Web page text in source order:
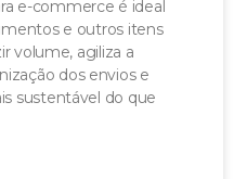
e-commerce é ideal
e outros itens
volume, agiliza a
dos envios e
sustentável do que